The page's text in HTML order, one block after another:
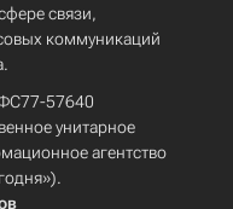
связи,
коммуникаций
57640
унитарное
агентство